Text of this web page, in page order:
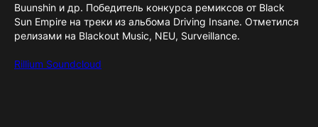
Buunshin и др. Победитель конкурса ремиксов от Black
Sun Empire на треки из альбома Driving Insane. Отметился
релизами на Blackout Music, NEU, Surveillance.
Rillium Soundcloud